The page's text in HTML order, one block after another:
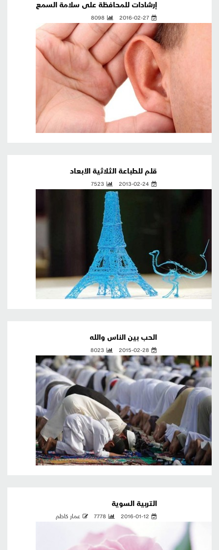
إرشادات للمحافظة على سلامة السمع
2016-02-27
8098
قلم للطباعة الثلاثية الأبعاد
2013-02-24
7523
الحب بين الناس والله
2015-02-28
8023
التربية السوية
2016-01-12
7778 عمار كاظم